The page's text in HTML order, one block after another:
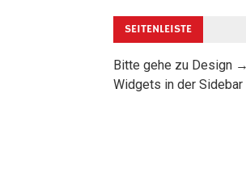
SEITENLEISTE
Bitte gehe zu Design
Widgets in der Sidebar